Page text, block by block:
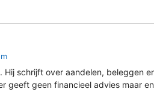
schrijft over aandelen, beleggen
geeft geen financieel advies maar